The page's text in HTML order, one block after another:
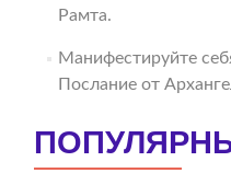
Рамта.
Манифестируйте
Послание от